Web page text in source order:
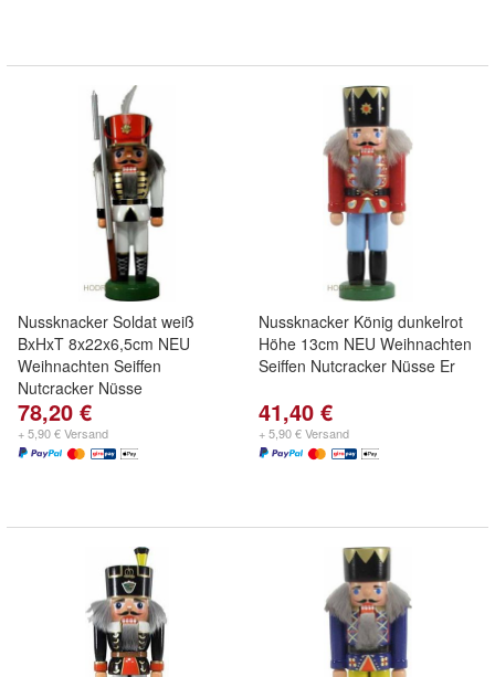
Nussknacker Soldat weiß
BxHxT 8x22x6,5cm NEU
Weihnachten Seiffen
Nutcracker Nüsse
78,20 €
+ 5,90 € Versand
Nussknacker König dunkelrot
Höhe 13cm NEU Weihnachten
Seiffen Nutcracker Nüsse Er
41,40 €
+ 5,90 € Versand